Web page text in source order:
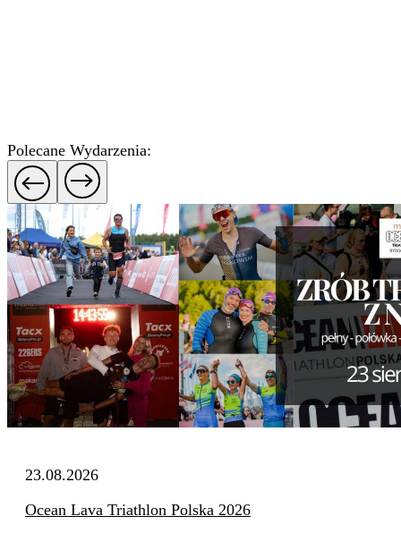
Polecane Wydarzenia:
23.08.2026
Ocean Lava Triathlon Polska 2026